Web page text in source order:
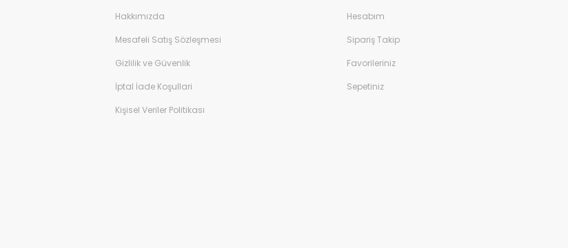
Hakkımızda
Mesafeli Satış Sözleşmesi
Gizlilik ve Güvenlik
İptal İade Koşullari
Kişisel Veriler Politikası
Hesabım
Sipariş Takip
Favorileriniz
Sepetiniz